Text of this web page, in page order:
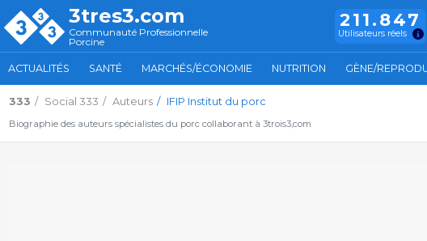
3tres3.com
Communauté Professionnelle
Porcine
211.847
Utilisateurs réels
ACTUALITÉS SANTÉ MARCHÉS/ÉCONOMIE NUTRITION GÈNE/
333 Social 333 Auteurs IFIP Institut du porc
Biographie des auteurs spécialistes du porc collaborant à 3trois3,com